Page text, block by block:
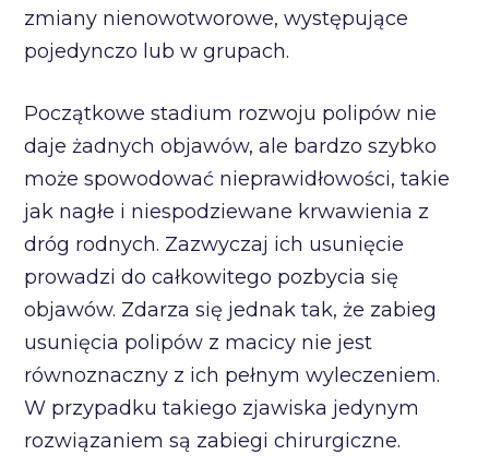
zmiany nienowotworowe, występujące
pojedynczo lub w grupach.
Początkowe stadium rozwoju polipów nie
daje żadnych objawów, ale bardzo szybko
może spowodować nieprawidłowości, takie
jak nagłe i niespodziewane krwawienia z
dróg rodnych. Zazwyczaj ich usunięcie
prowadzi do całkowitego pozbycia się
objawów. Zdarza się jednak tak, że zabieg
usunięcia polipów z macicy nie jest
równoznaczny z ich pełnym wyleczeniem.
W przypadku takiego zjawiska jedynym
rozwiązaniem są zabiegi chirurgiczne.